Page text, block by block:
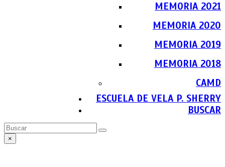
MEMORIA 2021
MEMORIA 2020
MEMORIA 2019
MEMORIA 2018
CAMD
ESCUELA DE VELA P. SHERRY
BUSCAR
Buscar
Enviar
×
Close